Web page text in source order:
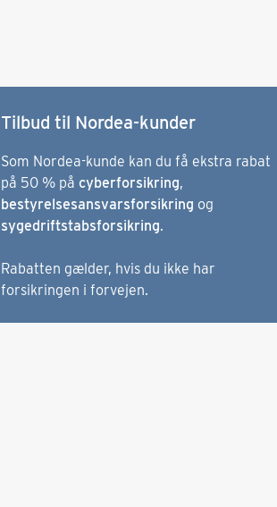
Tilbud til Nordea-kunder
Som Nordea-kunde kan du få ekstra rabat
på 50 % på cyberforsikring,
bestyrelsesansvarsforsikring og
sygedriftstabsforsikring.
Rabatten gælder, hvis du ikke har
forsikringen i forvejen.